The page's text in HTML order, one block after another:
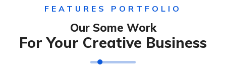
FEATURES PORTFOLIO
Our Some Work
For Your Creative Business